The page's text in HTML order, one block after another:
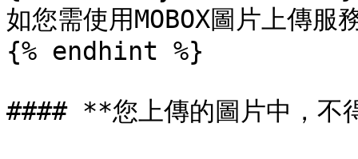
如您需使用MOBOX圖片上傳服
{% endhint %}
#### **您上傳的圖片中，不